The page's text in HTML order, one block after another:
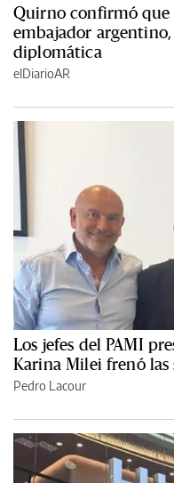
Quirno confirmó
embajador
diplomática
elDiarioAR
Los jefes del PAMI
Karina Milei frenó las
Pedro Lacour